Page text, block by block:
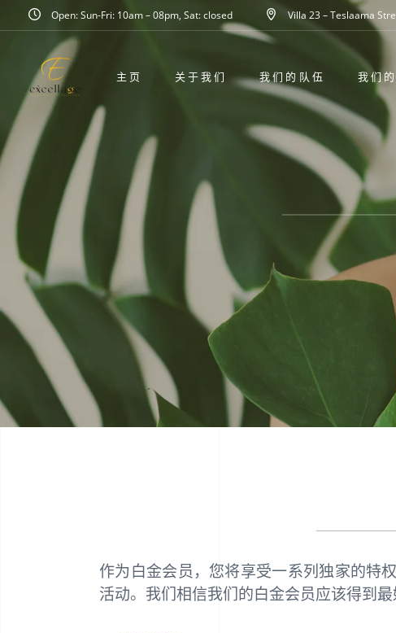
Open: Sun-Fri: 10am – 08pm, Sat: closed Villa 23 – Teslaama
主页 关于我们 我们的队伍 我们
作为白金会员，您将享受一系列独家的特
活动。我们相信我们的白金会员应该得到